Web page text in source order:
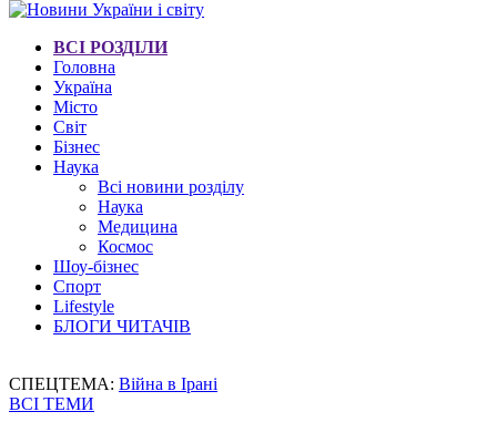
ВСІ РОЗДІЛИ
Головна
Україна
Місто
Світ
Бізнес
Наука
Всі новини розділу
Наука
Медицина
Космос
Шоу-бізнес
Спорт
Lifestyle
БЛОГИ ЧИТАЧІВ
СПЕЦТЕМА: Війна в Ірані
ВСІ ТЕМИ